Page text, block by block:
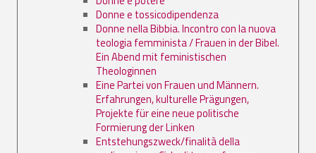
Donne e tossicodipendenza
Donne nella Bibbia. Incontro con la nuova
teologia femminista / Frauen in der Bibel.
Ein Abend mit feministischen
Theologinnen
Eine Partei von Frauen und Männern.
Erfahrungen, kulturelle Prägungen,
Projekte für eine neue politische
Formierung der Linken
Entstehungszweck/finalità della